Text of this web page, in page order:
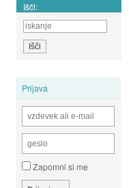
Išči:
Prijava
Zapomni si me